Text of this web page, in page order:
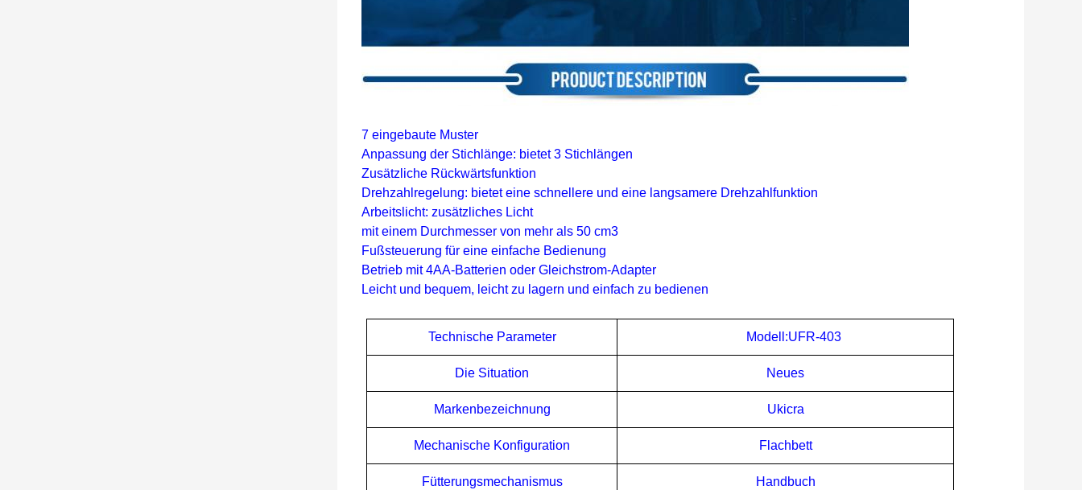
7 eingebaute Muster
Anpassung der Stichlänge: bietet 3 Stichlängen
Zusätzliche Rückwärtsfunktion
Drehzahlregelung: bietet eine schnellere und eine langsamere Drehzahlfunktion
Arbeitslicht: zusätzliches Licht
mit einem Durchmesser von mehr als 50 cm3
Fußsteuerung für eine einfache Bedienung
Betrieb mit 4AA-Batterien oder Gleichstrom-Adapter
Leicht und bequem, leicht zu lagern und einfach zu bedienen
Technische Parameter Modell:UFR-403
Die Situation Neues
Markenbezeichnung Ukicra
Mechanische Konfiguration Flachbett
Fütterungsmechanismus Handbuch